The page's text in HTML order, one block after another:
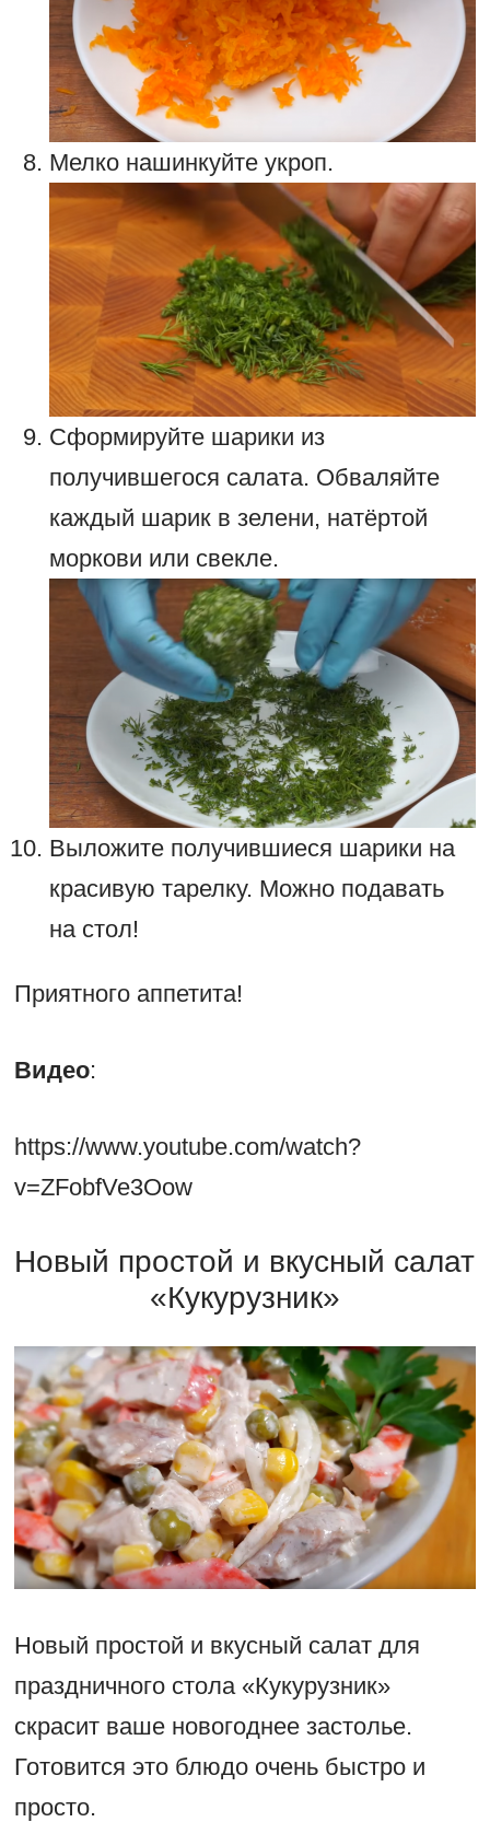
Мелко нашинкуйте укроп.
Сформируйте шарики из
получившегося салата. Обваляйте
каждый шарик в зелени, натёртой
моркови или свекле.
Выложите получившиеся шарики на
красивую тарелку. Можно подавать
на стол!
Приятного аппетита!
Видео:
https://www.youtube.com/watch?
v=ZFobfVe3Oow
Новый простой и вкусный салат
«Кукурузник»
Новый простой и вкусный салат для
праздничного стола «Кукурузник»
скрасит ваше новогоднее застолье.
Готовится это блюдо очень быстро и
просто.